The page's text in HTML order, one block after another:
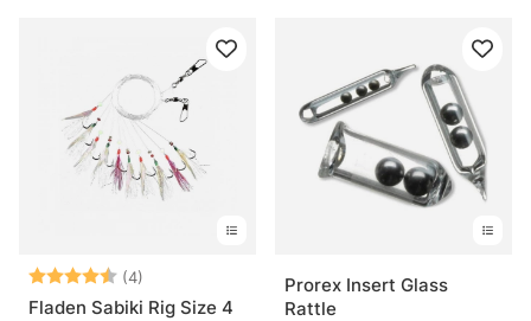
Arvio: (4)
4.8 5:sta tähdestä
Fladen Sabiki Rig Size 4
Prorex Insert Glass
Rattle